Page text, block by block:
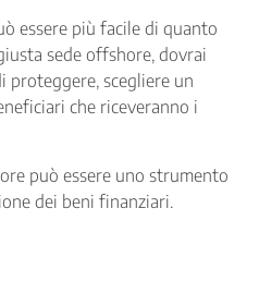
essere più facile di quanto
sede offshore, dovrai
proteggere, scegliere un
che riceveranno i
può essere uno strumento
dei beni finanziari.